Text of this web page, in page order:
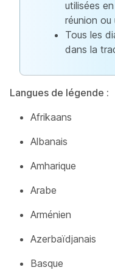
utilisées
réunion
Tous les
dans la
Langues de légende :
Afrikaans
Albanais
Amharique
Arabe
Arménien
Azerbaïdjanais
Basque